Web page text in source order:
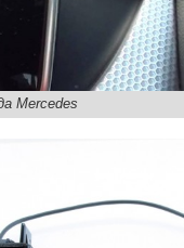
Mercedes